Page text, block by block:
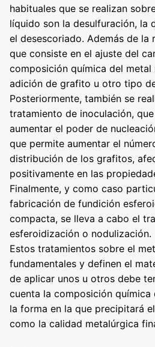
habituales que se realizan
líquido son la desulfuración, la
el desescoriado. Además de la
que consiste en el ajuste del
composición química del metal
adición de grafito u otro tipo
Posteriormente, también se
tratamiento de inoculación,
aumentar el poder de
que permite aumentar el
distribución de los grafitos,
positivamente en las
Finalmente, y como caso
fabricación de fundición
compacta, se lleva a cabo el
esferoidización o nodulización.
Estos tratamientos sobre el
fundamentales y definen el
de aplicar unos u otros debe
cuenta la composición química
la forma en la que precipitará
como la calidad metalúrgica